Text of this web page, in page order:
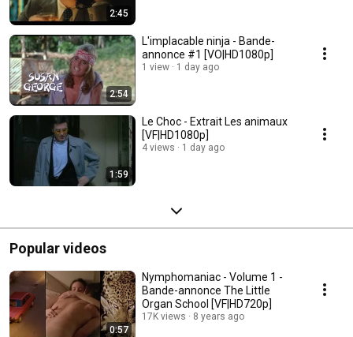
2:45
2:54
L'implacable ninja - Bande-
annonce #1 [VO|HD1080p]
1 view 1 day ago
1:59
Le Choc - Extrait Les animaux
[VF|HD1080p]
4 views 1 day ago
Popular videos
0:57
Nymphomaniac - Volume 1 -
Bande-annonce The Little
Organ School [VF|HD720p]
17K views 8 years ago